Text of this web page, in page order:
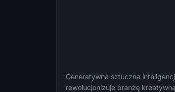
Generatywna sztuczna
rewolucjonizuje branżę